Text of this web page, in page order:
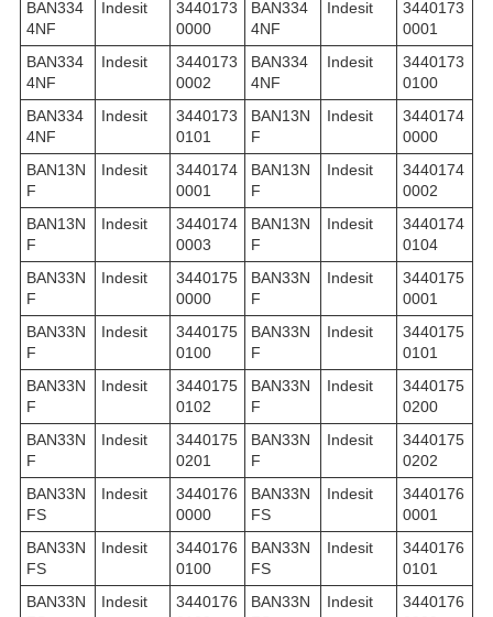
BAN334
4NF
Indesit
3440173
0000
BAN334
4NF
Indesit
3440173
0001
BAN334
4NF
Indesit
3440173
0002
BAN334
4NF
Indesit
3440173
0100
BAN334
4NF
Indesit
3440173
0101
BAN13N
F
Indesit
3440174
0000
BAN13N
F
Indesit
3440174
0001
BAN13N
F
Indesit
3440174
0002
BAN13N
F
Indesit
3440174
0003
BAN13N
F
Indesit
3440174
0104
BAN33N
F
Indesit
3440175
0000
BAN33N
F
Indesit
3440175
0001
BAN33N
F
Indesit
3440175
0100
BAN33N
F
Indesit
3440175
0101
BAN33N
F
Indesit
3440175
0102
BAN33N
F
Indesit
3440175
0200
BAN33N
F
Indesit
3440175
0201
BAN33N
F
Indesit
3440175
0202
BAN33N
FS
Indesit
3440176
0000
BAN33N
FS
Indesit
3440176
0001
BAN33N
FS
Indesit
3440176
0100
BAN33N
FS
Indesit
3440176
0101
BAN33N
Indesit
3440176
BAN33N
Indesit
3440176